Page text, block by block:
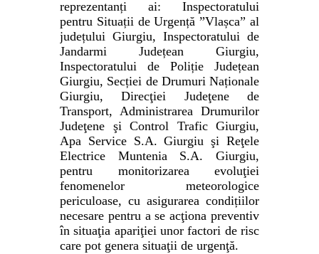
reprezentanți ai: Inspectoratului
pentru Situații de Urgență ”Vlașca” al
județului Giurgiu, Inspectoratului de
Jandarmi Județean Giurgiu,
Inspectoratului de Poliție Județean
Giurgiu, Secției de Drumuri Naționale
Giurgiu, Direcţiei Judeţene de
Transport, Administrarea Drumurilor
Judeţene şi Control Trafic Giurgiu,
Apa Service S.A. Giurgiu şi Reţele
Electrice Muntenia S.A. Giurgiu,
pentru monitorizarea evoluţiei
fenomenelor meteorologice
periculoase, cu asigurarea condițiilor
necesare pentru a se acţiona preventiv
în situaţia apariţiei unor factori de risc
care pot genera situaţii de urgenţă.